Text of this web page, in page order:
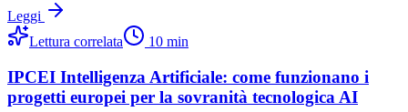
Leggi
Lettura correlata
10 min
IPCEI Intelligenza Artificiale: come funzionano i
progetti europei per la sovranità tecnologica AI